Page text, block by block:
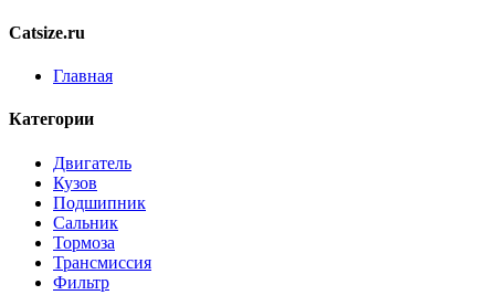
Catsize.ru
Главная
Категории
Двигатель
Кузов
Подшипник
Сальник
Тормоза
Трансмиссия
Фильтр